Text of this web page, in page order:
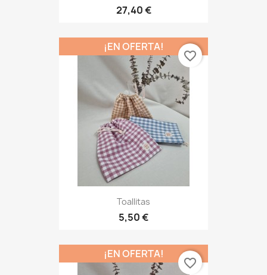
27,40 €
Toallitas
5,50 €
¡EN OFERTA!
favorite_border
¡EN OFERTA!
favorite_border